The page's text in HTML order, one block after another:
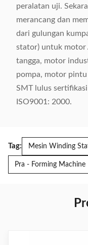
peralatan uji.
merancang dan
dari gulungan
stator) untuk motor
tangga, motor
pompa, motor
SMT lulus
ISO9001: 2000.
Tag: Mesin Winding
Pra - Forming Machine